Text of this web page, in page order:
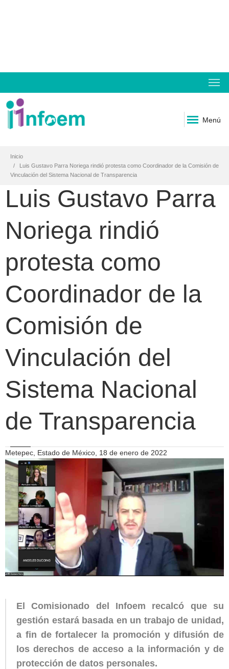
Menú
Inicio
Luis Gustavo Parra Noriega rindió protesta como Coordinador de la Comisión de
Vinculación del Sistema Nacional de Transparencia
Luis Gustavo Parra
Noriega rindió
protesta como
Coordinador de la
Comisión de
Vinculación del
Sistema Nacional
de Transparencia
Metepec, Estado de México, 18 de enero de 2022
El Comisionado del Infoem recalcó que su
gestión estará basada en un trabajo de unidad,
a fin de fortalecer la promoción y difusión de
los derechos de acceso a la información y de
protección de datos personales.